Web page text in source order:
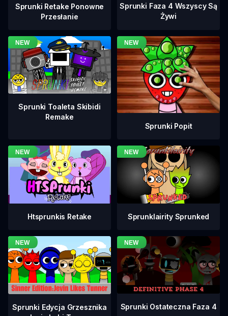
Sprunki Retake Ponowne
Przesłanie
Sprunki Faza 4 Wszyscy Są
Żywi
Sprunki Toaleta Skibidi
Remake
Sprunki Popit
Htsprunkis Retake Sprunklairity Sprunked
Sprunki Edycja Grzesznika
Sprunki Ostateczna Faza 4